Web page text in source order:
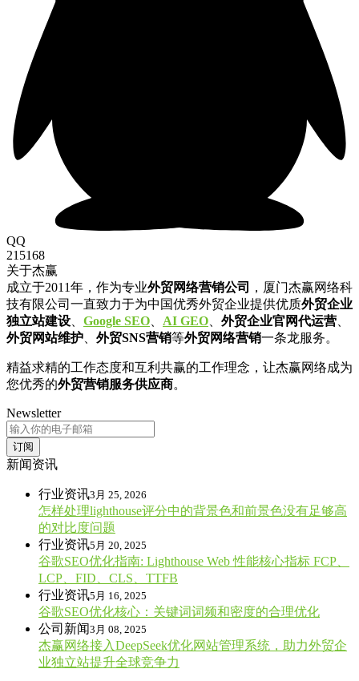
QQ
215168
关于杰赢
成立于2011年，作为专业外贸网络营销公司
，厦门杰赢网络科
技有限公司一直致力于为中国优秀外贸企业提供优质外贸企业
独立站建设、 Google SEO、 AI GEO、 外贸企业官网代运营、
外贸网站维护、 外贸SNS营销等外贸网络营销一条龙服务。
精益求精的工作态度和互利共赢的工作理念，让杰赢网络成为
您优秀的外贸营销服务供应商。
Newsletter
订阅
新闻资讯
行业资讯3月 25, 2026
怎样处理lighthouse评分中的背景色和前景色没有足够高
的对比度问题
行业资讯5月 20, 2025
谷歌SEO优化指南: Lighthouse Web 性能核心指标 FCP、
LCP、FID、CLS、TTFB
行业资讯5月 16, 2025
谷歌SEO优化核心：关键词词频和密度的合理优化
公司新闻3月 08, 2025
杰赢网络接入DeepSeek优化网站管理系统，助力外贸企
业独立站提升全球竞争力